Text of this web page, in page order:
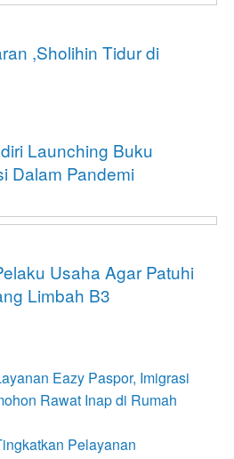
,Sholihin Tidur di
Launching Buku
Dalam Pandemi
Usaha Agar Patuhi
Limbah B3
Eazy Paspor, Imigrasi
Rawat Inap di Rumah
Pelayanan